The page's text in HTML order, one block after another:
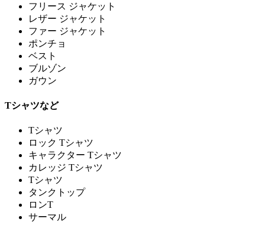
フリース ジャケット
レザー ジャケット
ファー ジャケット
ポンチョ
ベスト
ブルゾン
ガウン
Tシャツなど
Tシャツ
ロック Tシャツ
キャラクター Tシャツ
カレッジ Tシャツ
Tシャツ
タンクトップ
ロンT
サーマル